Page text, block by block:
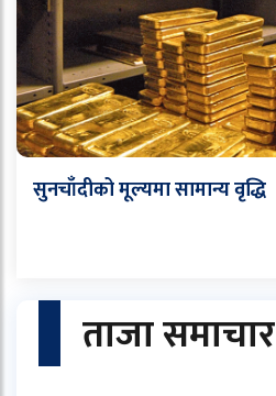
सुनचाँदीको मूल्यमा सामान्य वृद्धि
ताजा समाचार